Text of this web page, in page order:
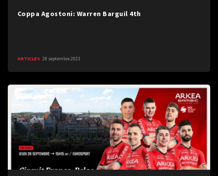
Coppa Agostoni: Warren Barguil 4th
ARTICLES 28 septembre 2023